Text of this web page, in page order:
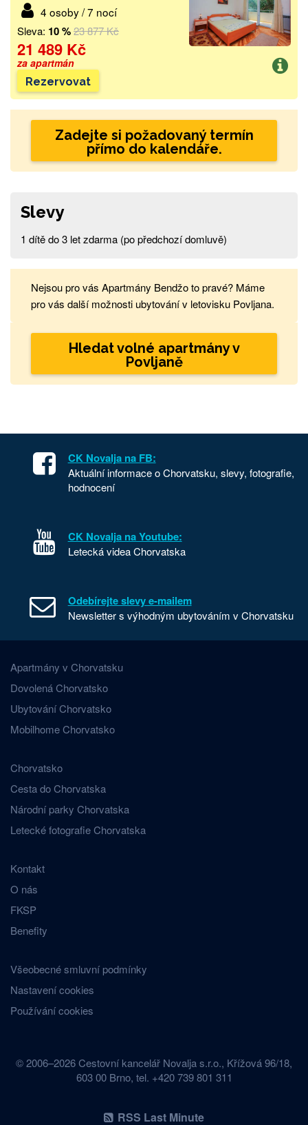
4 osoby / 7 nocí
Sleva: 10 %23 877 Kč
21 489 Kč
za apartmán
Rezervovat
Zadejte si požadovaný termín
přímo do kalendáře.
Slevy
1 dítě do 3 let zdarma (po předchozí domluvě)
Nejsou pro vás Apartmány Bendžo to pravé? Máme
pro vás další možnosti ubytování v letovisku Povljana.
Hledat volné apartmány v
Povljaně
CK Novalja na FB:
Aktuální informace o Chorvatsku, slevy, fotografie,
hodnocení
CK Novalja na Youtube:
Letecká videa Chorvatska
Odebírejte slevy e-mailem
Newsletter s výhodným ubytováním v Chorvatsku
Apartmány v Chorvatsku
Dovolená Chorvatsko
Ubytování Chorvatsko
Mobilhome Chorvatsko
Chorvatsko
Cesta do Chorvatska
Národní parky Chorvatska
Letecké fotografie Chorvatska
Kontakt
O nás
FKSP
Benefity
Všeobecné smluvní podmínky
Nastavení cookies
Používání cookies
© 2006–2026 Cestovní kancelář Novalja s.r.o., Křížová 96/18,
603 00 Brno, tel. +420 739 801 311
RSS Last Minute